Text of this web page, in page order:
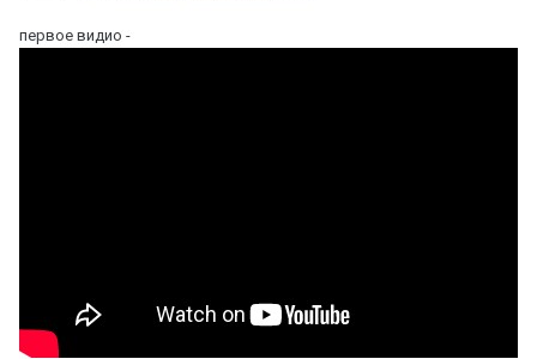
первое видио -